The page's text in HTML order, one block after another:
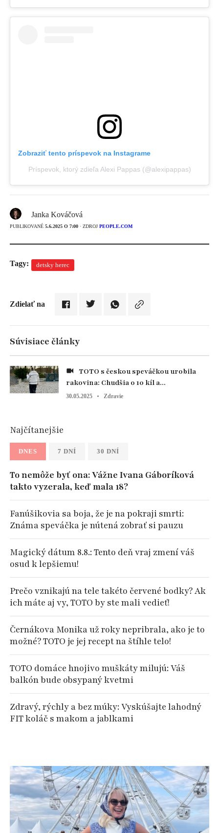
Zobraziť tento príspevok na Instagrame
Príspevok, ktorý zdieľa Alexi Pappas (@alexipappas)
Janka Kováčová
PUBLIKOVANÉ 5.6.2025 O 7:00 · ZDROJ PEOPLE.COM
Tagy: detsky herec
Zdielať na
Súvisiace články
rakovina: Chudšia o 10 kíl a...
30.05.2025 Zdravie
Najčítanejšie
DNES 7 DNÍ 30 DNÍ
To nemôže byť ona: Vážne Ivana Gáboríková
takto vyzerala, keď mala 18?
Fanúšikovia sa boja, že je na pokraji smrti:
Známa speváčka je nútená zobrať si pauzu
Magický dátum 8.8.: Tento deň vraj zmení váš
osud k lepšiemu!
Prečo vznikajú na tele takéto červené bodky? Ak
ich máte aj vy, TOTO by ste mali vedieť!
Černákova Monika už roky nepribrala, ako je to
možné? TOTO je jej recept na štíhle telo!
TOTO domáce hnojivo muškáty milujú: Váš
balkón bude obsypaný kvetmi
Zdravý, rýchly a bez múky: Vyskúšajte lahodný
FIT koláč s makom a jablkami